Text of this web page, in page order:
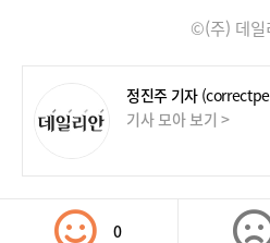
©(주) 데일
정진주 기자
기사 모아 보기 >
0